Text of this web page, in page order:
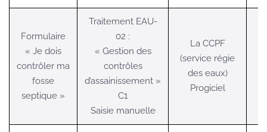
Formulaire
« Je dois
contrôler ma
fosse
septique »
Traitement EAU-
02 :
« Gestion des
contrôles
d’assainissement »
C1
Saisie manuelle
La CCPF
(service régie
des eaux)
Progiciel